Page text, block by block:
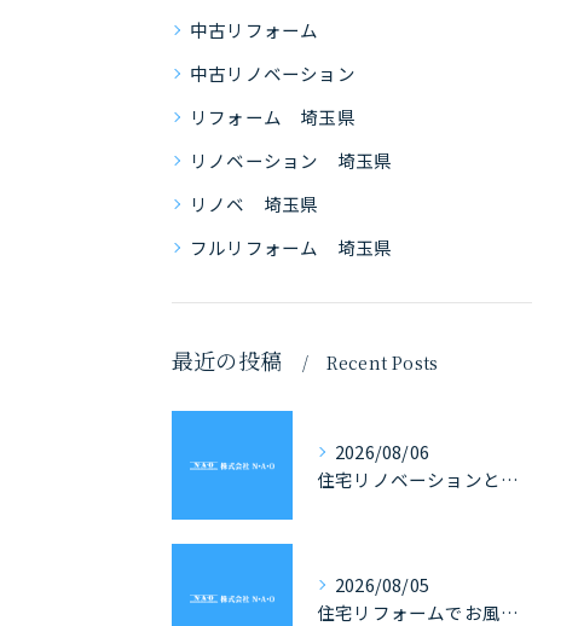
中古リフォーム
中古リノベーション
リフォーム 埼玉県
リノベーション 埼玉県
リノベ 埼玉県
フルリフォーム 埼玉県
最近の投稿 Recent Posts
2026/08/06
住宅リノベーションと家具の一体化で理想を叶える埼玉県の住まいづくり完全ガイド
2026/08/05
住宅リフォームでお風呂を埼玉県で快適にする費用や補助金活用ガイド